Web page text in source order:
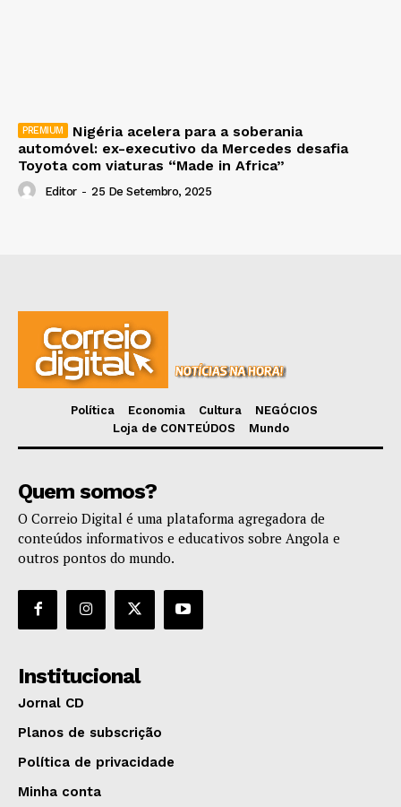
Nigéria acelera para a soberania
automóvel: ex-executivo da Mercedes desafia
Toyota com viaturas “Made in Africa”
Editor - 25 De Setembro, 2025
Política Economia Cultura
NEGÓCIOS
Loja de CONTEÚDOS
Mundo
Quem somos?
O Correio Digital é uma plataforma agregadora de
conteúdos informativos e educativos sobre Angola e
outros pontos do mundo.
Institucional
Jornal CD
Planos de subscrição
Política de privacidade
Minha conta